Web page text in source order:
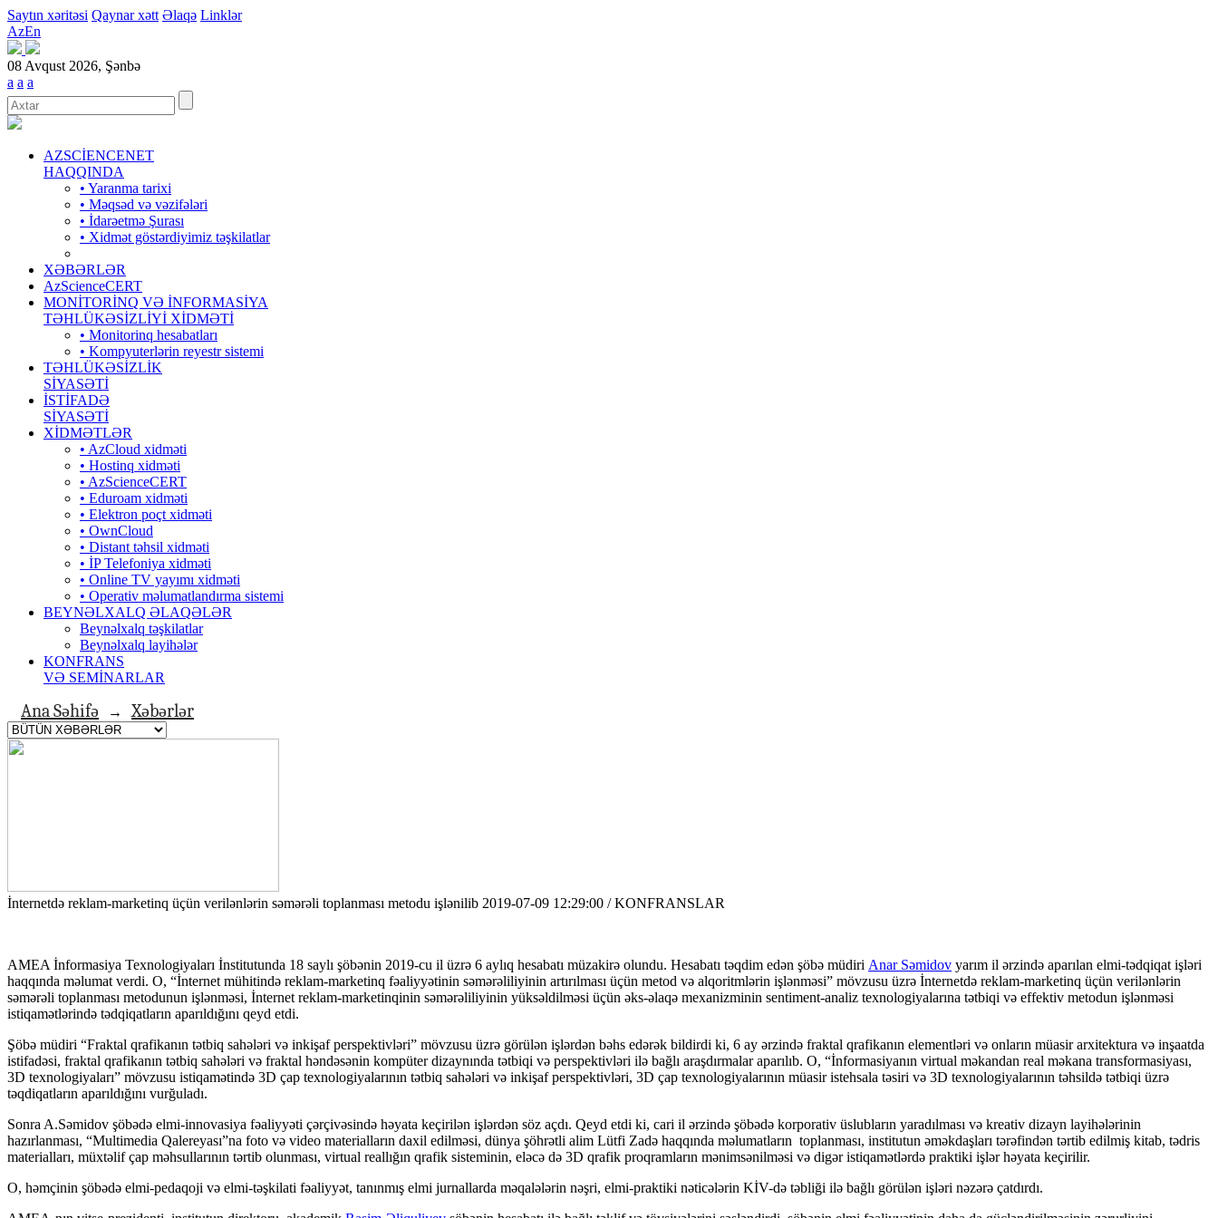
Saytın xəritəsi Qaynar xətt Əlaqə Linklər
AzEn
08 Avqust 2026, Şənbə
a a a
AZSCİENCENET
HAQQINDA
• Yaranma tarixi
• Məqsəd və vəzifələri
• İdarəetmə Şurası
• Xidmət göstərdiyimiz təşkilatlar
XƏBƏRLƏR
AzScienceCERT
MONİTORİNQ VƏ İNFORMASİYA
TƏHLÜKƏSİZLİYİ XİDMƏTİ
• Monitorinq hesabatları
• Kompyuterlərin reyestr sistemi
TƏHLÜKƏSİZLİK
SİYASƏTİ
İSTİFADƏ
SİYASƏTİ
XİDMƏTLƏR
• AzCloud xidməti
• Hostinq xidməti
• AzScienceCERT
• Eduroam xidməti
• Elektron poçt xidməti
• OwnCloud
• Distant təhsil xidməti
• İP Telefoniya xidməti
• Оnline TV yayımı xidməti
• Operativ məlumatlandırma sistemi
BEYNƏLXALQ ƏLAQƏLƏR
Beynəlxalq təşkilatlar
Beynəlxalq layihələr
KONFRANS
VƏ SEMİNARLAR
Ana Səhifə → Xəbərlər
İnternetdə reklam-marketinq üçün verilənlərin səmərəli toplanması metodu işlənilib 2019-07-09 12:29:00 / KONFRANSLAR
AMEA İnformasiya Texnologiyaları İnstitutunda 18 saylı şöbənin 2019-cu il üzrə 6 aylıq hesabatı müzakirə olundu. Hesabatı təqdim edən şöbə müdiri Anar Səmidov yarım il ərzində aparılan elmi-tədqiqat işləri
haqqında məlumat verdi. O, “İnternet mühitində reklam-marketinq fəaliyyətinin səmərəliliyinin artırılması üçün metod və alqoritmlərin işlənməsi” mövzusu üzrə İnternetdə reklam-marketinq üçün verilənlərin
səmərəli toplanması metodunun işlənməsi, İnternet reklam-marketinqinin səmərəliliyinin yüksəldilməsi üçün əks-əlaqə mexanizminin sentiment-analiz texnologiyalarına tətbiqi və effektiv metodun işlənməsi
istiqamətlərində tədqiqatların aparıldığını qeyd etdi.
Şöbə müdiri “Fraktal qrafikanın tətbiq sahələri və inkişaf perspektivləri” mövzusu üzrə görülən işlərdən bəhs edərək bildirdi ki, 6 ay ərzində fraktal qrafikanın elementləri və onların müasir arxitektura və inşaatda
istifadəsi, fraktal qrafikanın tətbiq sahələri və fraktal həndəsənin kompüter dizaynında tətbiqi və perspektivləri ilə bağlı araşdırmalar aparılıb. O, “İnformasiyanın virtual məkandan real məkana transformasiyası,
3D texnologiyaları” mövzusu istiqamətində 3D çap texnologiyalarının tətbiq sahələri və inkişaf perspektivləri, 3D çap texnologiyalarının müasir istehsala təsiri və 3D texnologiyalarının təhsildə tətbiqi üzrə
təqdiqatların aparıldığını vurğuladı.
Sonra A.Səmidov şöbədə elmi-innovasiya fəaliyyəti çərçivəsində həyata keçirilən işlərdən söz açdı. Qeyd etdi ki, cari il ərzində şöbədə korporativ üslubların yaradılması və kreativ dizayn layihələrinin
hazırlanması, “Multimedia Qalereyası”na foto və video materialların daxil edilməsi, dünya şöhrətli alim Lütfi Zadə haqqında məlumatların toplanması, institutun əməkdaşları tərəfindən tərtib edilmiş kitab, tədris
materialları, müxtəlif çap məhsullarının tərtib olunması, virtual reallığın qrafik sisteminin, eləcə də 3D qrafik proqramların mənimsənilməsi və digər istiqamətlərdə praktiki işlər həyata keçirilir.
O, həmçinin şöbədə elmi-pedaqoji və elmi-təşkilati fəaliyyət, tanınmış elmi jurnallarda məqalələrin nəşri, elmi-praktiki nəticələrin KİV-də təbliği ilə bağlı görülən işləri nəzərə çatdırdı.